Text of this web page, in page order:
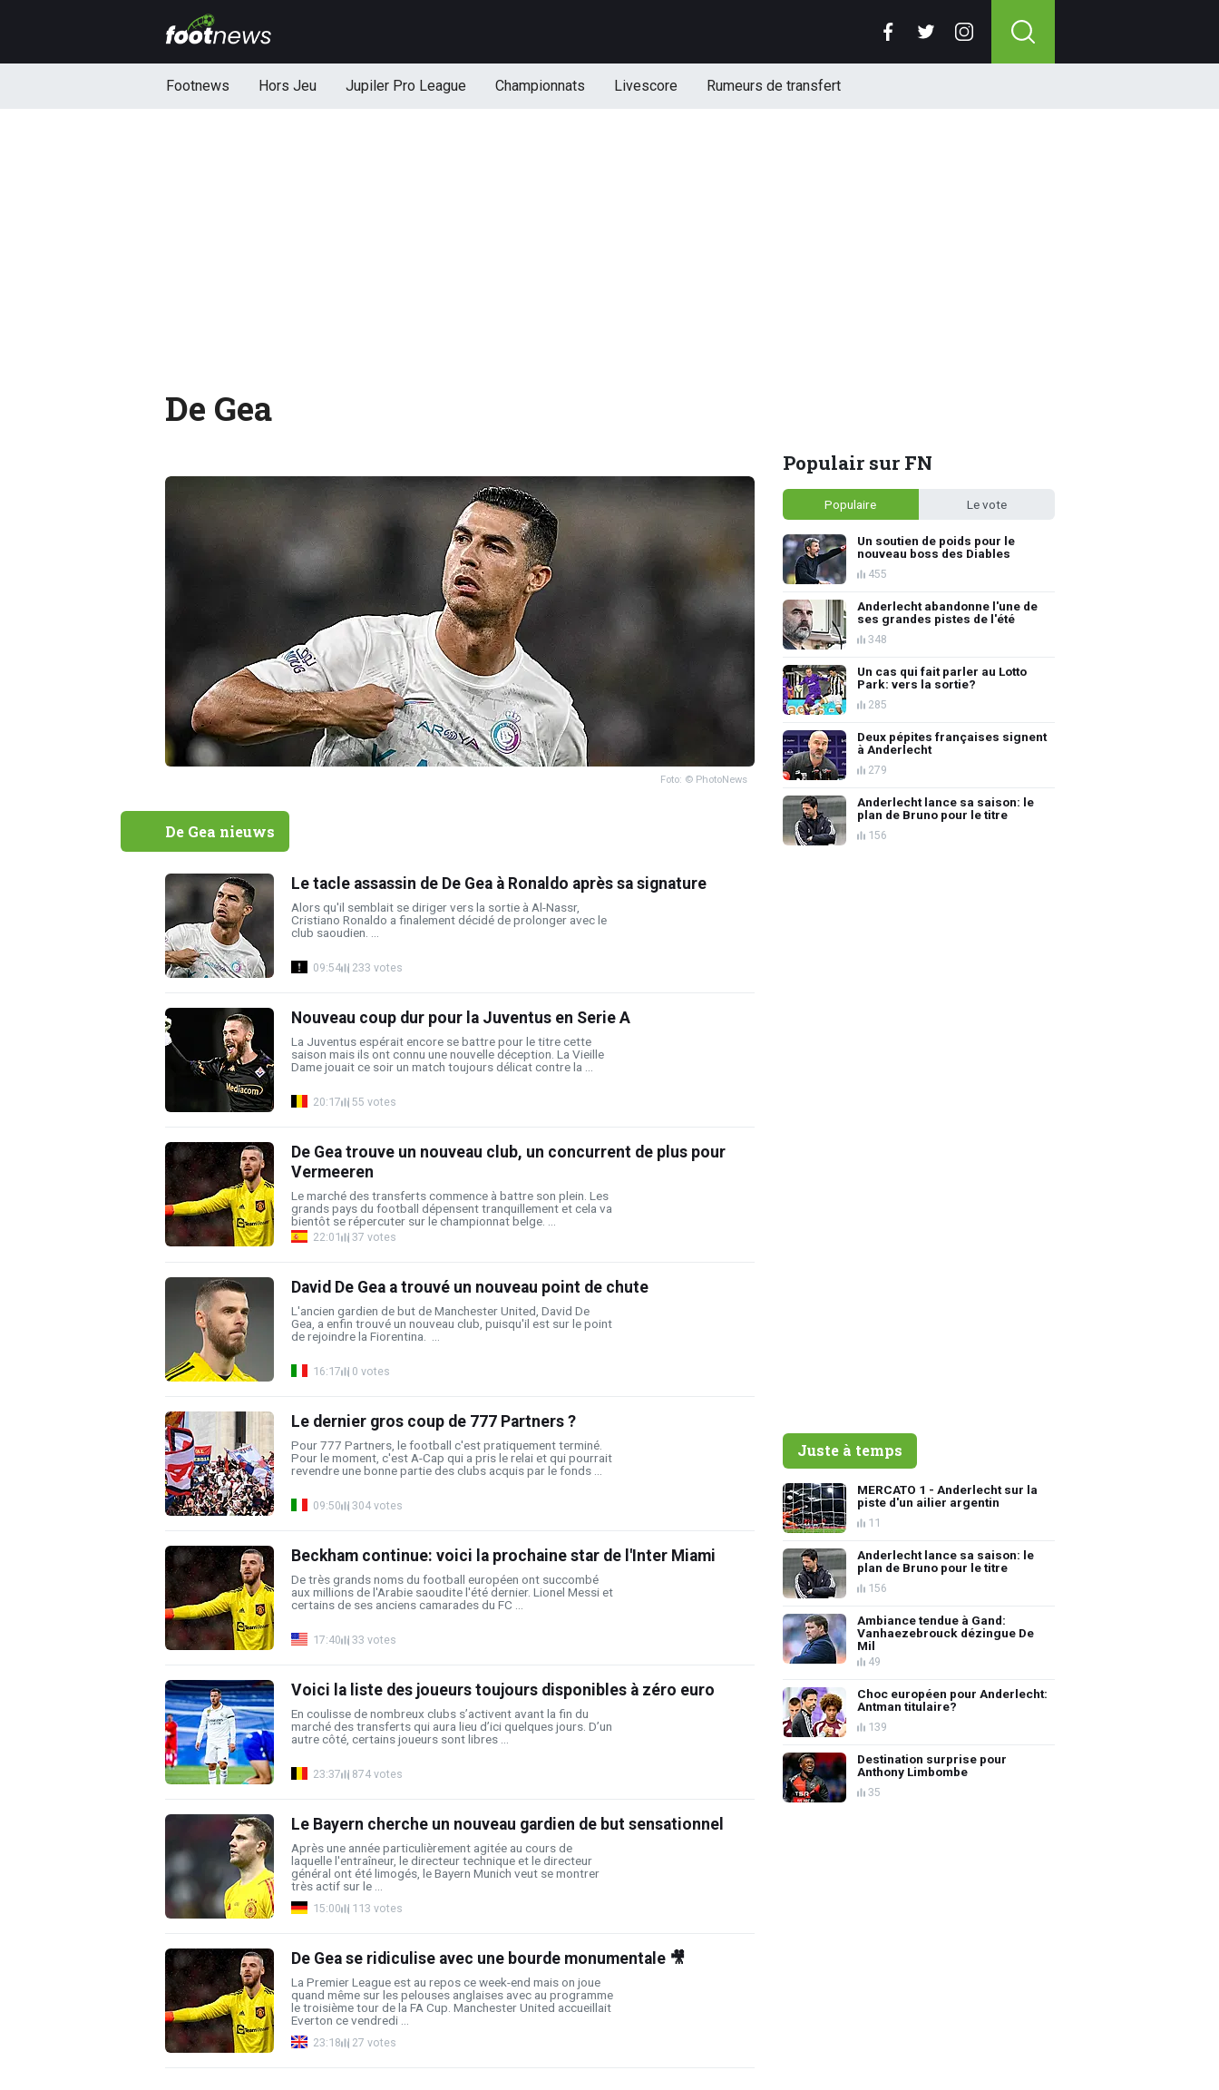
Footnews Hors Jeu Jupiler Pro League Championnats Livescore Rumeurs de transfert
De Gea
Foto: © PhotoNews
De Gea nieuws
Le tacle assassin de De Gea à Ronaldo après sa signature
Alors qu'il semblait se diriger vers la sortie à Al-Nassr,
Cristiano Ronaldo a finalement décidé de prolonger avec le
club saoudien. ...
09:54 233 votes
Nouveau coup dur pour la Juventus en Serie A
La Juventus espérait encore se battre pour le titre cette
saison mais ils ont connu une nouvelle déception. La Vieille
Dame jouait ce soir un match toujours délicat contre la ...
20:17 55 votes
De Gea trouve un nouveau club, un concurrent de plus pour
Vermeeren
Le marché des transferts commence à battre son plein. Les
grands pays du football dépensent tranquillement et cela va
bientôt se répercuter sur le championnat belge. ...
22:01 37 votes
David De Gea a trouvé un nouveau point de chute
L'ancien gardien de but de Manchester United, David De
Gea, a enfin trouvé un nouveau club, puisqu'il est sur le point
de rejoindre la Fiorentina. ...
16:17 0 votes
Le dernier gros coup de 777 Partners ?
Pour 777 Partners, le football c'est pratiquement terminé.
Pour le moment, c'est A-Cap qui a pris le relai et qui pourrait
revendre une bonne partie des clubs acquis par le fonds ...
09:50 304 votes
Beckham continue: voici la prochaine star de l'Inter Miami
De très grands noms du football européen ont succombé
aux millions de l'Arabie saoudite l'été dernier. Lionel Messi et
certains de ses anciens camarades du FC ...
17:40 33 votes
Voici la liste des joueurs toujours disponibles à zéro euro
En coulisse de nombreux clubs s’activent avant la fin du
marché des transferts qui aura lieu d’ici quelques jours. D’un
autre côté, certains joueurs sont libres ...
23:37 874 votes
Le Bayern cherche un nouveau gardien de but sensationnel
Après une année particulièrement agitée au cours de
laquelle l'entraîneur, le directeur technique et le directeur
général ont été limogés, le Bayern Munich veut se montrer
très actif sur le ...
15:00 113 votes
De Gea se ridiculise avec une bourde monumentale 🎥
La Premier League est au repos ce week-end mais on joue
quand même sur les pelouses anglaises avec au programme
le troisième tour de la FA Cup. Manchester United accueillait
Everton ce vendredi ...
23:18 27 votes
Populair sur FN
Populaire Le vote
Un soutien de poids pour le
nouveau boss des Diables
455
Anderlecht abandonne l'une de
ses grandes pistes de l'été
348
Un cas qui fait parler au Lotto
Park: vers la sortie?
285
Deux pépites françaises signent
à Anderlecht
279
Anderlecht lance sa saison: le
plan de Bruno pour le titre
156
Juste à temps
MERCATO 1 - Anderlecht sur la
piste d'un ailier argentin
11
Anderlecht lance sa saison: le
plan de Bruno pour le titre
156
Ambiance tendue à Gand:
Vanhaezebrouck dézingue De
Mil
49
Choc européen pour Anderlecht:
Antman titulaire?
139
Destination surprise pour
Anthony Limbombe
35